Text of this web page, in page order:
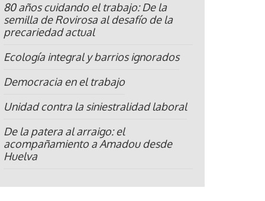
80 años cuidando el trabajo: De la
semilla de Rovirosa al desafío de la
precariedad actual
Ecología integral y barrios ignorados
Democracia en el trabajo
Unidad contra la siniestralidad laboral
De la patera al arraigo: el
acompañamiento a Amadou desde
Huelva